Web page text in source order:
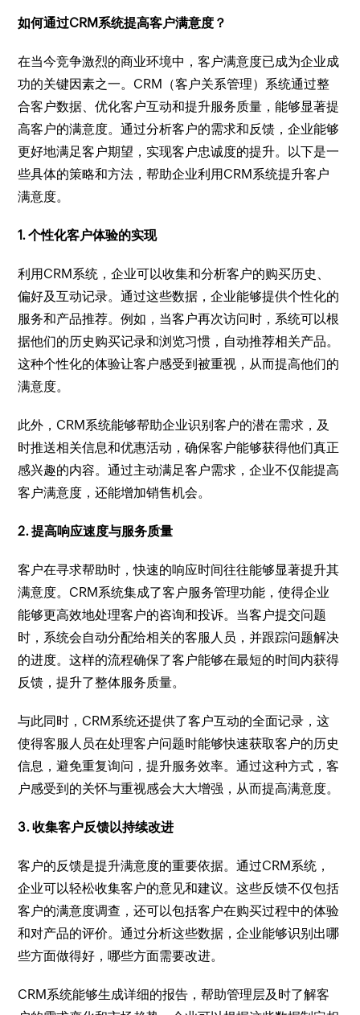
如何通过CRM系统提高客户满意度？
在当今竞争激烈的商业环境中，客户满意度已成为企业成
功的关键因素之一。CRM（客户关系管理）系统通过整
合客户数据、优化客户互动和提升服务质量，能够显著提
高客户的满意度。通过分析客户的需求和反馈，企业能够
更好地满足客户期望，实现客户忠诚度的提升。以下是一
些具体的策略和方法，帮助企业利用CRM系统提升客户
满意度。
1. 个性化客户体验的实现
利用CRM系统，企业可以收集和分析客户的购买历史、
偏好及互动记录。通过这些数据，企业能够提供个性化的
服务和产品推荐。例如，当客户再次访问时，系统可以根
据他们的历史购买记录和浏览习惯，自动推荐相关产品。
这种个性化的体验让客户感受到被重视，从而提高他们的
满意度。
此外，CRM系统能够帮助企业识别客户的潜在需求，及
时推送相关信息和优惠活动，确保客户能够获得他们真正
感兴趣的内容。通过主动满足客户需求，企业不仅能提高
客户满意度，还能增加销售机会。
2. 提高响应速度与服务质量
客户在寻求帮助时，快速的响应时间往往能够显著提升其
满意度。CRM系统集成了客户服务管理功能，使得企业
能够更高效地处理客户的咨询和投诉。当客户提交问题
时，系统会自动分配给相关的客服人员，并跟踪问题解决
的进度。这样的流程确保了客户能够在最短的时间内获得
反馈，提升了整体服务质量。
与此同时，CRM系统还提供了客户互动的全面记录，这
使得客服人员在处理客户问题时能够快速获取客户的历史
信息，避免重复询问，提升服务效率。通过这种方式，客
户感受到的关怀与重视感会大大增强，从而提高满意度。
3. 收集客户反馈以持续改进
客户的反馈是提升满意度的重要依据。通过CRM系统，
企业可以轻松收集客户的意见和建议。这些反馈不仅包括
客户的满意度调查，还可以包括客户在购买过程中的体验
和对产品的评价。通过分析这些数据，企业能够识别出哪
些方面做得好，哪些方面需要改进。
CRM系统能够生成详细的报告，帮助管理层及时了解客